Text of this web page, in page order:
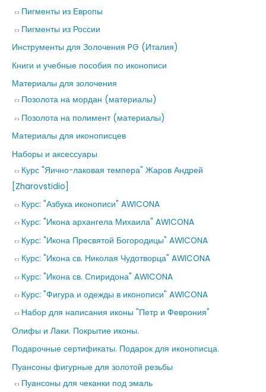
Пигменты из Европы
Пигменты из России
Инструменты для Золочения PG (Италия)
Книги и учебные пособия по иконописи
Материалы для золочения
Позолота на мордан (материалы)
Позолота на полимент (материалы)
Материалы для иконописцев
Наборы и аксессуары
Курс "Яично-лаковая темпера" Жаров Андрей
[Zharovstidio]
Курс: "Азбука иконописи" AWICONA
Курс: "Икона архангела Михаила" AWICONA
Курс: "Икона Пресвятой Богородицы" AWICONA
Курс: "Икона св. Николая Чудотворца" AWICONA
Курс: "Икона св. Спиридона" AWICONA
Курс: "Фигура и одежды в иконописи" AWICONA
Набор для написания иконы "Петр и Феврония"
Олифы и Лаки. Покрытие иконы.
Подарочные сертификаты. Подарок для иконописца.
Пуансоны фигурные для золотой резьбы
Пуансоны для чеканки под эмаль